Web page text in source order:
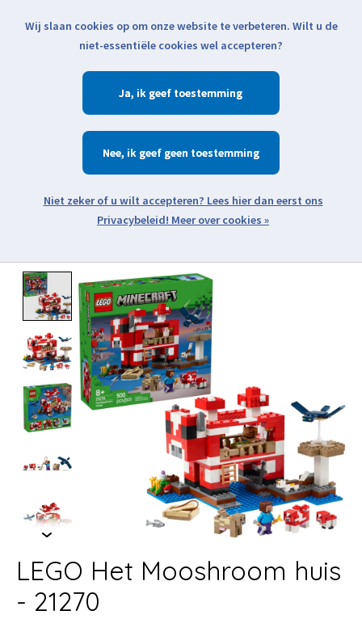
Klik voor actuele verzendinformatie...
Verlanglijst
Zoeken
Open webshop menu
Product image slideshow Items
LEGO Het Mooshroom huis
- 21270
Wij slaan cookies op om onze website te verbeteren. Wilt u de
niet-essentiële cookies wel accepteren?
Ja
Nee
Meer over cookies »